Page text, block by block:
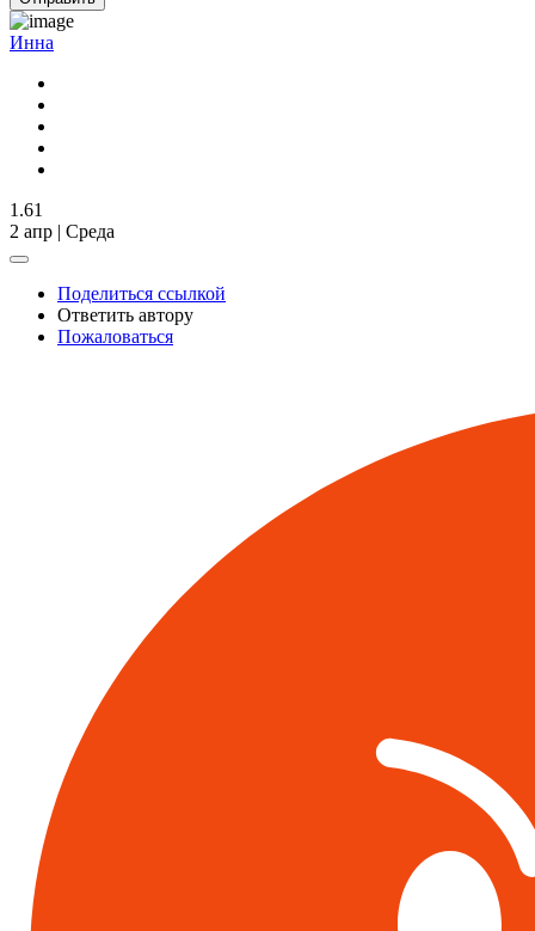
Инна
1.61
2 апр | Среда
Поделиться ссылкой
Ответить автору
Пожаловаться